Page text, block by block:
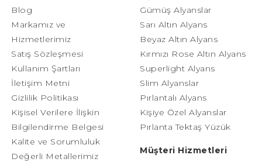
Blog
Markamız ve
Hizmetlerimiz
Satış Sözleşmesi
Kullanım Şartları
İletişim Metni
Gizlilik Politikası
Kişisel Verilere İlişkin
Bilgilendirme Belgesi
Kalite ve Sorumluluk
Değerli Metallerimiz
Gümüş Alyanslar
Sarı Altın Alyans
Beyaz Altın Alyans
Kırmızı Rose Altın Alyans
Superlight Alyans
Slim Alyanslar
Pırlantalı Alyans
Kişiye Özel Alyanslar
Pırlanta Tektaş Yüzük
Müşteri Hizmetleri